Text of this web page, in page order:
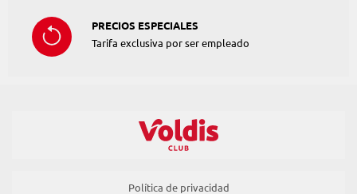
PRECIOS ESPECIALES
Tarifa exclusiva por ser empleado
Política de privacidad